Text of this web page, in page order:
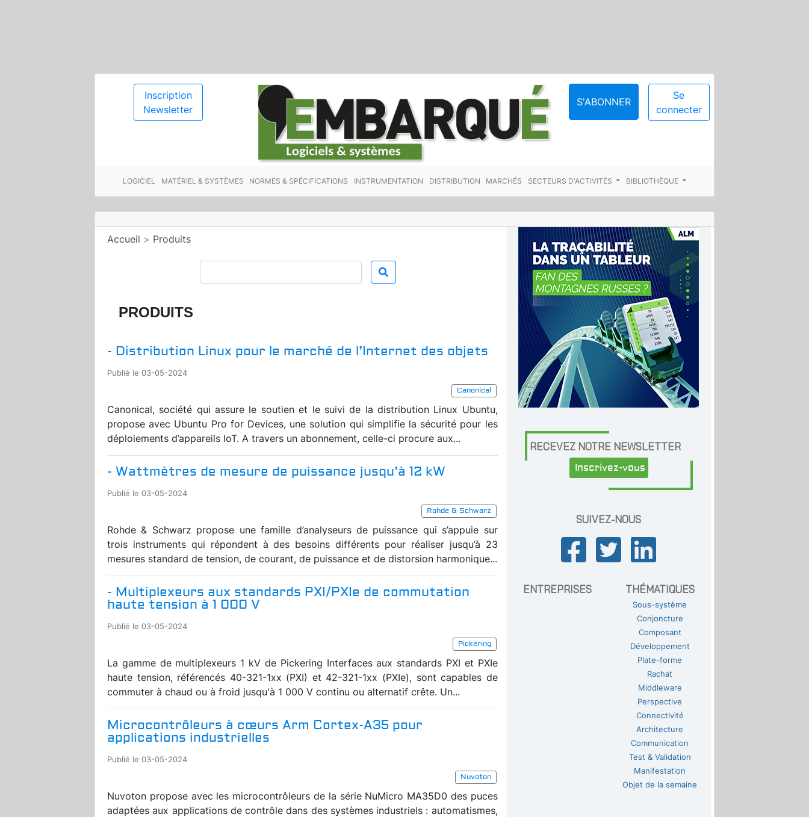
Inscription
Newsletter
S'ABONNER
Se
connecter
LOGICIEL MATÉRIEL & SYSTÈMES NORMES & SPÉCIFICATIONS INSTRUMENTATION DISTRIBUTION MARCHÉS SECTEURS D'ACTIVITÉS BIBLIOTHÈQUE
Accueil > Produits
PRODUITS
- Distribution Linux pour le marché de l’Internet des objets
Publié le 03-05-2024
Canonical
Canonical, société qui assure le soutien et le suivi de la distribution Linux Ubuntu,
propose avec Ubuntu Pro for Devices, une solution qui simplifie la sécurité pour les
déploiements d’appareils IoT. A travers un abonnement, celle-ci procure aux...
- Wattmètres de mesure de puissance jusqu’à 12 kW
Publié le 03-05-2024
Rohde & Schwarz
Rohde & Schwarz propose une famille d’analyseurs de puissance qui s’appuie sur
trois instruments qui répondent à des besoins différents pour réaliser jusqu’à 23
mesures standard de tension, de courant, de puissance et de distorsion harmonique...
- Multiplexeurs aux standards PXI/PXIe de commutation
haute tension à 1 000 V
Publié le 03-05-2024
Pickering
La gamme de multiplexeurs 1 kV de Pickering Interfaces aux standards PXI et PXIe
haute tension, référencés 40-321-1xx (PXI) et 42-321-1xx (PXIe), sont capables de
commuter à chaud ou à froid jusqu'à 1 000 V continu ou alternatif crête. Un...
Microcontrôleurs à cœurs Arm Cortex-A35 pour
applications industrielles
Publié le 03-05-2024
Nuvoton
Nuvoton propose avec les microcontrôleurs de la série NuMicro MA35D0 des puces
adaptées aux applications de contrôle dans des systèmes industriels : automatismes,
RECEVEZ NOTRE NEWSLETTER
Inscrivez-vous
SUIVEZ-NOUS
ENTREPRISES THÉMATIQUES
Sous-système
Conjoncture
Composant
Développement
Plate-forme
Rachat
Middleware
Perspective
Connectivité
Architecture
Communication
Test & Validation
Manifestation
Objet de la semaine